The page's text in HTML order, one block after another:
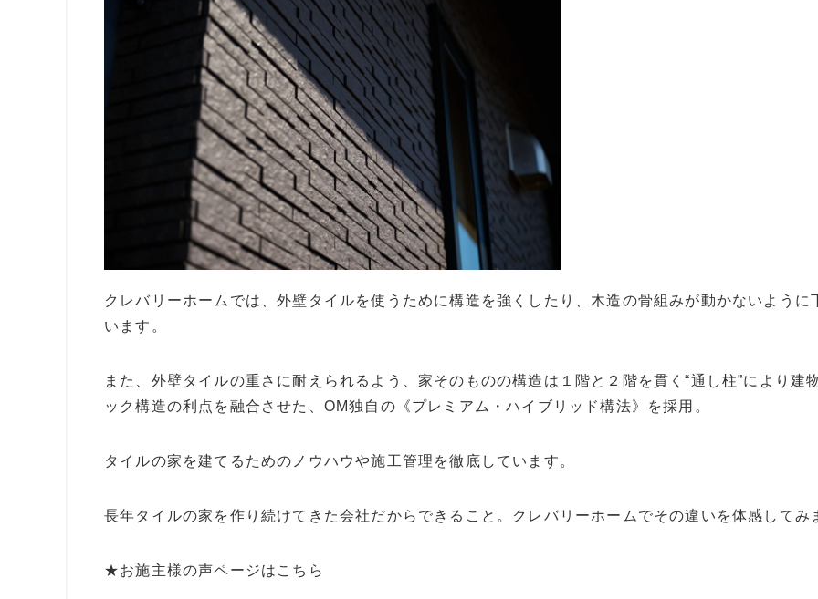
クレバリーホームでは、外壁タイルを使うために構造を強くしたり、木造の骨組みが動かないよう
います。
また、外壁タイルの重さに耐えられるよう、家そのものの構造は１階と２階を貫く“通し柱”により
ック構造の利点を融合させた、OM独自の《プレミアム・ハイブリッド構法》を採用。
タイルの家を建てるためのノウハウや施工管理を徹底しています。
長年タイルの家を作り続けてきた会社だからできること。クレバリーホームでその違いを体感してみ
★お施主様の声ページはこちら